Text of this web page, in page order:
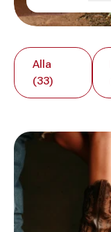
Alla
(33)